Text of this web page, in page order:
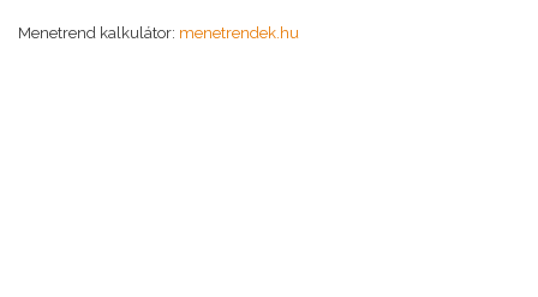
Menetrend kalkulátor: menetrendek.hu